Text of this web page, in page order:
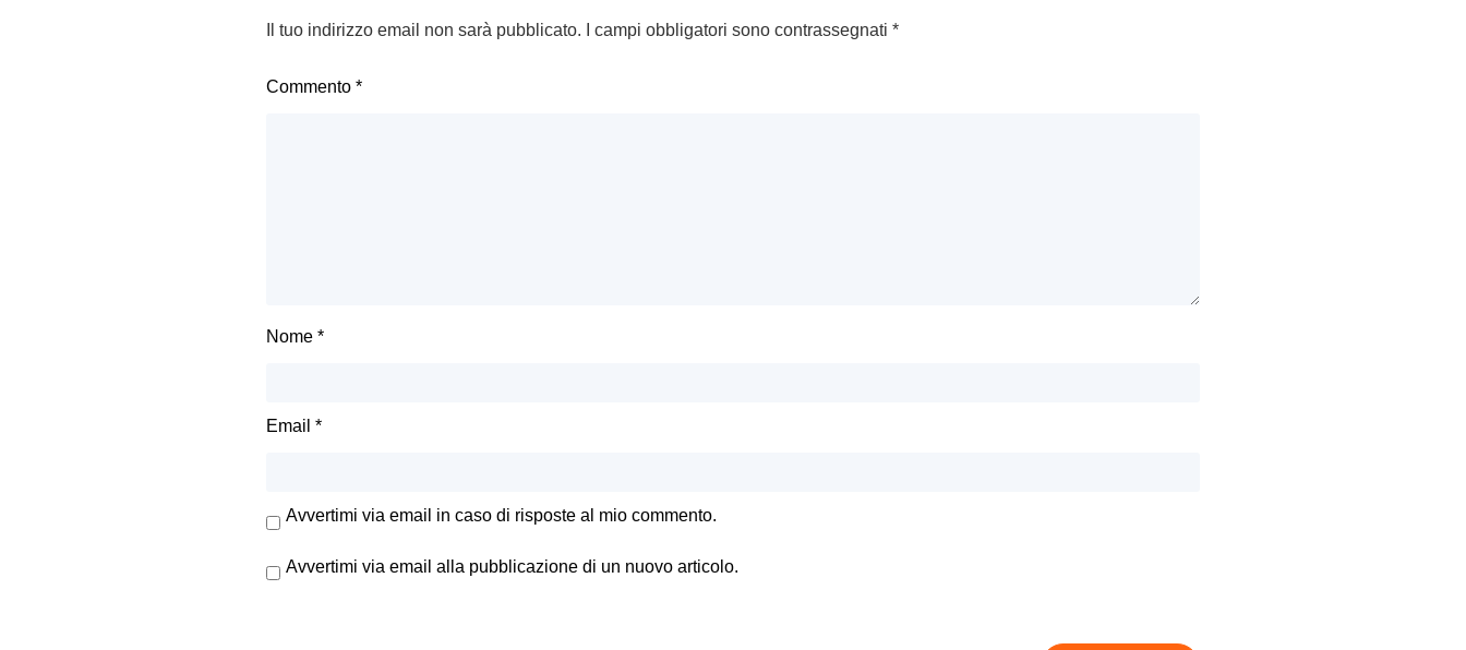
Il tuo indirizzo email non sarà pubblicato. I campi obbligatori sono contrassegnati *
Commento *
Nome *
Email *
Avvertimi via email in caso di risposte al mio commento.
Avvertimi via email alla pubblicazione di un nuovo articolo.